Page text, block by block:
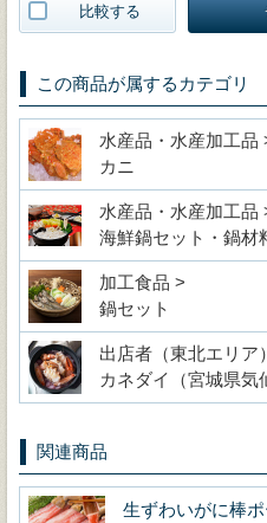
比較する
この商品が属するカテゴリ
水産品・水産加工品
カニ
水産品・水産加工品
海鮮鍋セット・鍋材
加工食品 >
鍋セット
出店者（東北エリア
カネダイ（宮城県気
関連商品
生ずわいがに棒